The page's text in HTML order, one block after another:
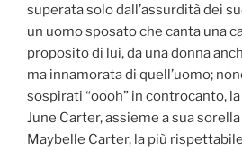
superata solo dall’assurdità dei
un uomo sposato che canta una
proposito di lui, da una donna
ma innamorata di quell’uomo;
sospirati “oooh” in controcanto,
June Carter, assieme a sua
Maybelle Carter, la più